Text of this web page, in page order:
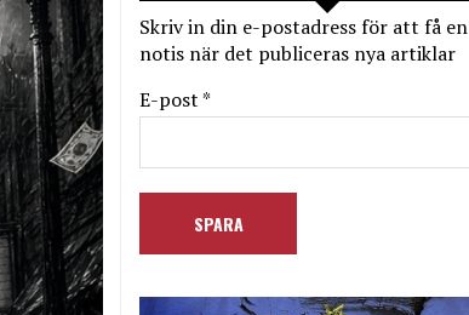
Skriv in din e-postadress för att få en
notis när det publiceras nya artiklar
E-post *